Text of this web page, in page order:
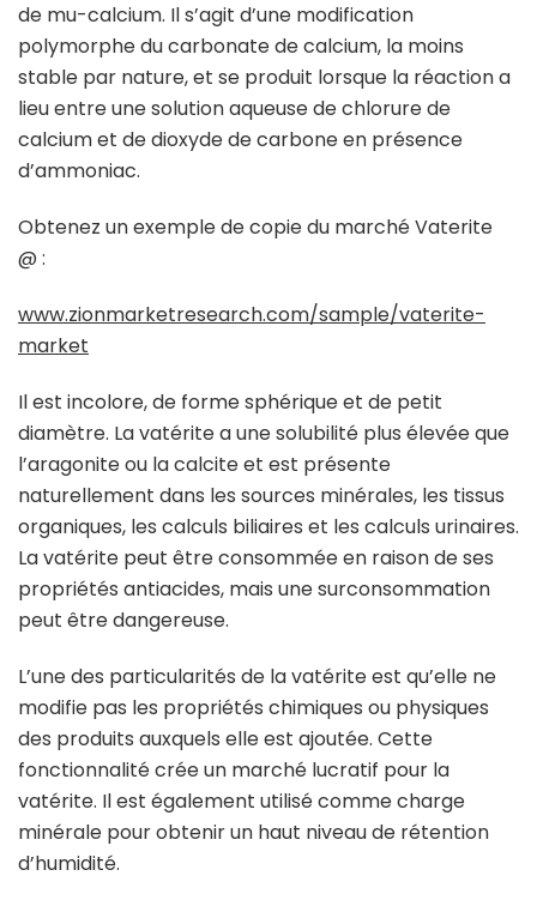
de mu-calcium. Il s’agit d’une modification
polymorphe du carbonate de calcium, la moins
stable par nature, et se produit lorsque la réaction a
lieu entre une solution aqueuse de chlorure de
calcium et de dioxyde de carbone en présence
d’ammoniac.
Obtenez un exemple de copie du marché Vaterite
@ :
www.zionmarketresearch.com/sample/vaterite-
market
Il est incolore, de forme sphérique et de petit
diamètre. La vatérite a une solubilité plus élevée que
l’aragonite ou la calcite et est présente
naturellement dans les sources minérales, les tissus
organiques, les calculs biliaires et les calculs urinaires.
La vatérite peut être consommée en raison de ses
propriétés antiacides, mais une surconsommation
peut être dangereuse.
L’une des particularités de la vatérite est qu’elle ne
modifie pas les propriétés chimiques ou physiques
des produits auxquels elle est ajoutée. Cette
fonctionnalité crée un marché lucratif pour la
vatérite. Il est également utilisé comme charge
minérale pour obtenir un haut niveau de rétention
d’humidité.